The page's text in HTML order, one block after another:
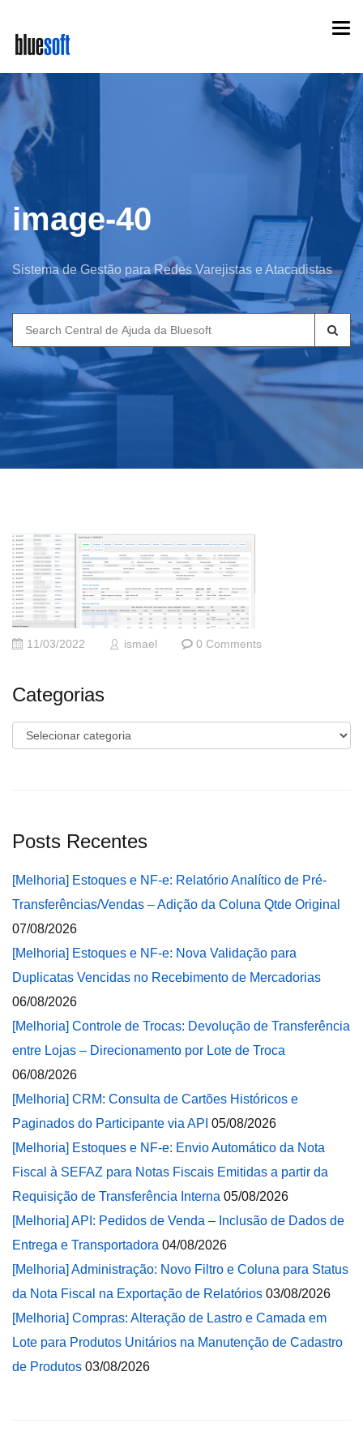
main
content
image-40
Sistema de Gestão para Redes Varejistas e Atacadistas
Search
for:
11/03/2022 ismael 0 Comments
Categorias
Categorias
Posts Recentes
[Melhoria] Estoques e NF-e: Relatório Analítico de Pré-
Transferências/Vendas – Adição da Coluna Qtde Original
07/08/2026
[Melhoria] Estoques e NF-e: Nova Validação para
Duplicatas Vencidas no Recebimento de Mercadorias
06/08/2026
[Melhoria] Controle de Trocas: Devolução de Transferência
entre Lojas – Direcionamento por Lote de Troca
06/08/2026
[Melhoria] CRM: Consulta de Cartões Históricos e
Paginados do Participante via API 05/08/2026
[Melhoria] Estoques e NF-e: Envio Automático da Nota
Fiscal à SEFAZ para Notas Fiscais Emitidas a partir da
Requisição de Transferência Interna 05/08/2026
[Melhoria] API: Pedidos de Venda – Inclusão de Dados de
Entrega e Transportadora 04/08/2026
[Melhoria] Administração: Novo Filtro e Coluna para Status
da Nota Fiscal na Exportação de Relatórios 03/08/2026
[Melhoria] Compras: Alteração de Lastro e Camada em
Lote para Produtos Unitários na Manutenção de Cadastro
de Produtos 03/08/2026